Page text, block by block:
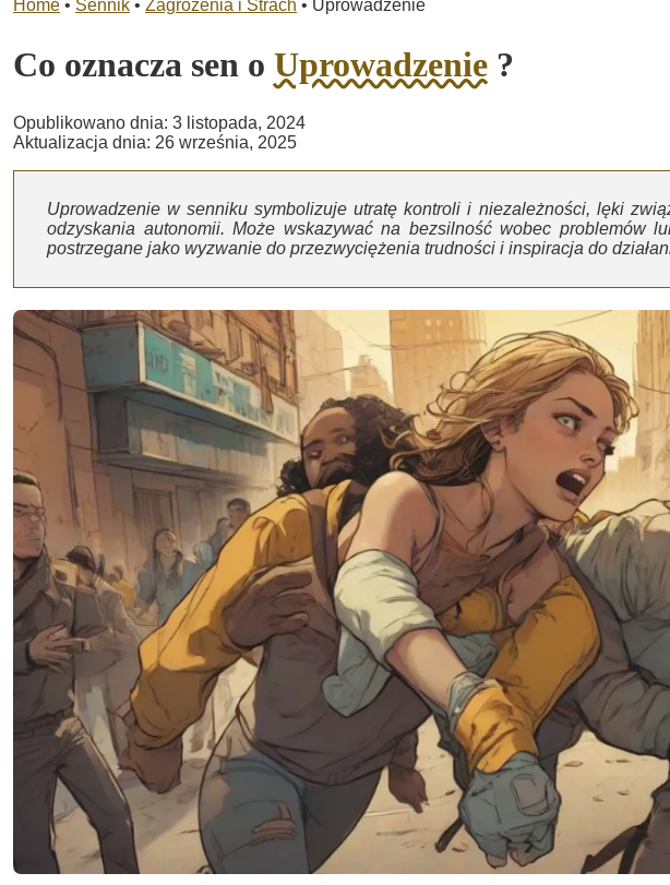
Home • Sennik • Zagrożenia i Strach • Uprowadzenie
Co oznacza sen o Uprowadzenie ?
Opublikowano dnia: 3 listopada, 2024
Aktualizacja dnia: 26 września, 2025
Uprowadzenie w senniku symbolizuje utratę kontroli i niezależności, lęki
odzyskania autonomii. Może wskazywać na bezsilność wobec problemów
postrzegane jako wyzwanie do przezwyciężenia trudności i inspiracja do